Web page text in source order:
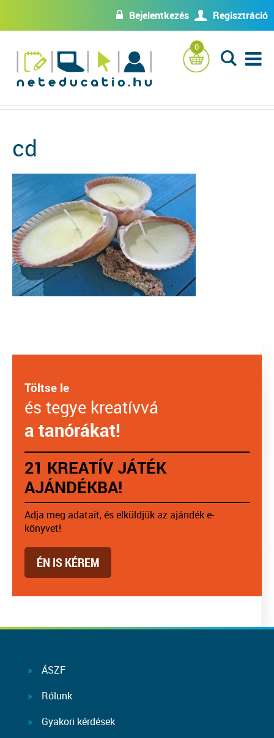
w Bejelentkezés U Regisztráció
0
L
cd
Töltse le
és tegye kreatívvá
a tanórákat!
21 KREATÍV JÁTÉK
AJÁNDÉKBA!
Adja meg adatait, és elküldjük az ajándék e-
könyvet!
ÉN IS KÉREM
ÁSZF
Rólunk
Gyakori kérdések